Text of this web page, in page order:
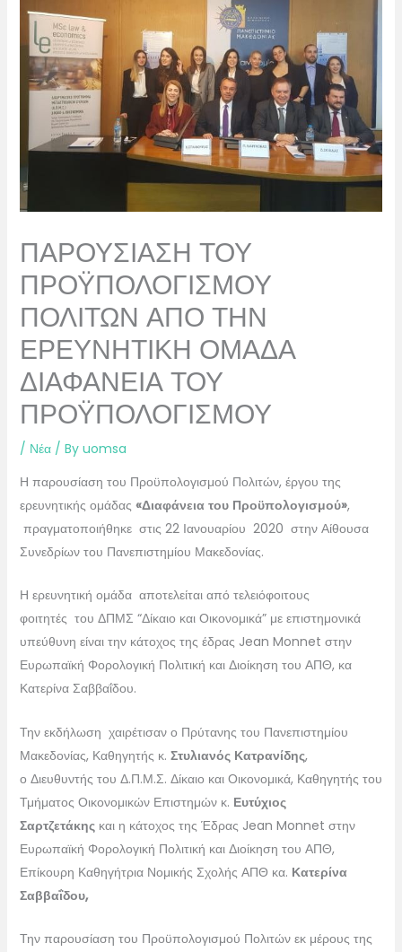
ΠΑΡΟΥΣΙΑΣΗ ΤΟΥ
ΠΡΟΫΠΟΛΟΓΙΣΜΟΥ
ΠΟΛΙΤΩΝ ΑΠΟ ΤΗΝ
ΕΡΕΥΝΗΤΙΚΗ ΟΜΑΔΑ
ΔΙΑΦΑΝΕΙΑ ΤΟΥ
ΠΡΟΫΠΟΛΟΓΙΣΜΟΥ
/ Νέα/ By uomsa
Η παρουσίαση του Προϋπολογισμού Πολιτών, έργου της
ερευνητικής ομάδας «Διαφάνεια του Προϋπολογισμού»,
πραγματοποιήθηκε στις 22 Ιανουαρίου 2020 στην Αίθουσα
Συνεδρίων του Πανεπιστημίου Μακεδονίας.
Η ερευνητική ομάδα αποτελείται από τελειόφοιτους
φοιτητές του ΔΠΜΣ “Δίκαιο και Οικονομικά” με επιστημονικά
υπεύθυνη είναι την κάτοχος της έδρας Jean Monnet στην
Ευρωπαϊκή Φορολογική Πολιτική και Διοίκηση του ΑΠΘ, κα
Κατερίνα Σαββαΐδου.
Την εκδήλωση χαιρέτισαν ο Πρύτανης του Πανεπιστημίου
Μακεδονίας, Καθηγητής κ. Στυλιανός Κατρανίδης,
ο Διευθυντής του Δ.Π.Μ.Σ. Δίκαιο και Οικονομικά, Καθηγητής του
Τμήματος Οικονομικών Επιστημών κ. Ευτύχιος
Σαρτζετάκης και η κάτοχος της Έδρας Jean Monnet στην
Ευρωπαϊκή Φορολογική Πολιτική και Διοίκηση του ΑΠΘ,
Επίκουρη Καθηγήτρια Νομικής Σχολής ΑΠΘ κα. Κατερίνα
Σαββαΐδου,
Την παρουσίαση του Προϋπολογισμού Πολιτών εκ μέρους της